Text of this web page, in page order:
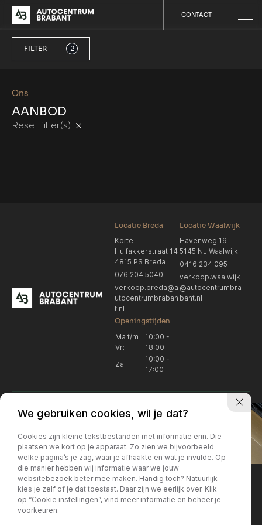
CONTACT
Ons
AANBOD
Reset filter(s)
FILTER 2
Locatie Breda
Korte
Huifakkerstraat 14
4815 PS Breda
076 204 5040
verkoop.breda@a
utocentrumbraban
t.nl
Locatie Waalwijk
Havenweg 19
5145 NJ Waalwijk
0416 234 095
verkoop.waalwijk
@autocentrumbra
bant.nl
Openingstijden
Ma t/m
Vr:
10:00 -
18:00
Za:
10:00 -
17:00
Locatie Breda
076 204 5040
Locatie Breda
verkoop.breda@autocentrum
brabant.nl
Locatie Breda
Korte Huifakkerstraat 14
4815 PS Breda
Locatie Breda
+31 076 204 5040
We gebruiken cookies, wil je dat?
Cookies zijn kleine tekstbestanden met informatie erin. Die
plaatsen we kort op je apparaat. Zo zien we bijvoorbeeld
welke pagina’s je zag, waar je afhaakte en wat je invulde. Op
die manier hebben wij informatie waar we jouw
websitebezoek beter mee maken. Handig toch? Natuurlijk
kies je zelf of je dat toestaat. Daar zijn we eerlijk over. Klik
op “Cookie instellingen”, vind meer informatie en beheer je
voorkeuren.